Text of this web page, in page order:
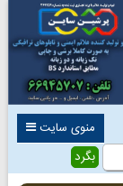
منوی سایت